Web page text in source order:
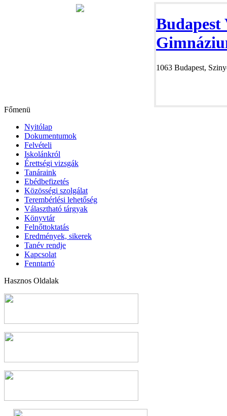
1063 Budapest,
Főmenü
Nyitólap
Dokumentumok
Felvételi
Iskolánkról
Érettségi vizsgák
Tanáraink
Ebédbefizetés
Közösségi szolgálat
Terembérlési lehetőség
Választható tárgyak
Könyvtár
Felnőttoktatás
Eredmények, sikerek
Tanév rendje
Kapcsolat
Fenntartó
Hasznos Oldalak